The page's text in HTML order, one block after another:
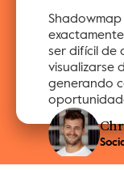
ser difícil de
visualizarse
generando